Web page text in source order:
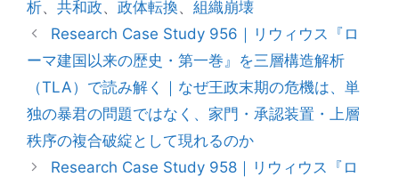
ー
析、 共和政、 政体転換、 組織崩壊
Research Case Study 956｜リウィウス『ロ
ーマ建国以来の歴史・第一巻』を三層構造解析
（TLA）で読み解く｜なぜ王政末期の危機は、単
独の暴君の問題ではなく、家門・承認装置・上層
秩序の複合破綻として現れるのか
Research Case Study 958｜リウィウス『ロ